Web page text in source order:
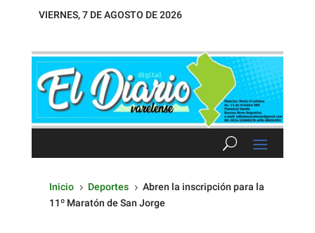
VIERNES, 7 DE AGOSTO DE 2026
Inicio 5 Deportes 5 Abren la inscripción para la
11º Maratón de San Jorge